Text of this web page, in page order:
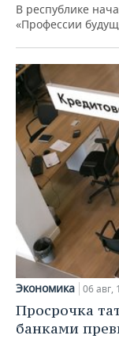
В республике
«Профессии
Экономика 06 авг,
Просрочка
банками